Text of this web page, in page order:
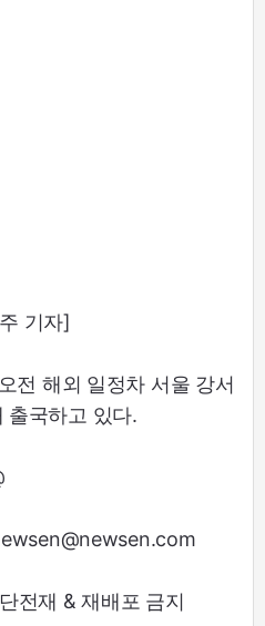
기자]
전 해외 일정차 서울 강서
출국하고 있다.
전재 & 재배포 금지